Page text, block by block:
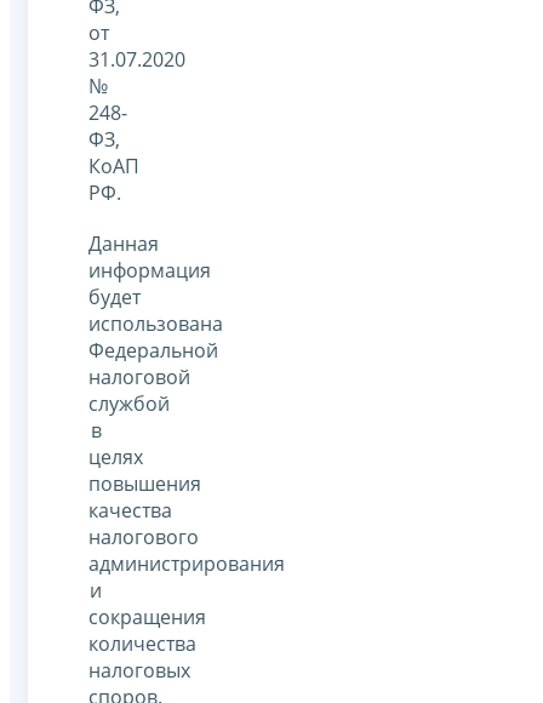
ФЗ,
от
31.07.2020
№
248-
ФЗ,
КоАП
РФ.
Данная
информация
будет
использована
Федеральной
налоговой
службой
в
целях
повышения
качества
налогового
администрирования
и
сокращения
количества
налоговых
споров.